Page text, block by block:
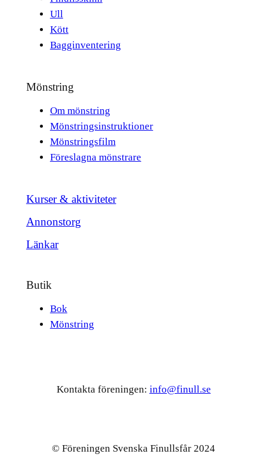
Ull
Kött
Bagginventering
Mönstring
Om mönstring
Mönstringsinstruktioner
Mönstringsfilm
Föreslagna mönstrare
Kurser & aktiviteter
Annonstorg
Länkar
Butik
Bok
Mönstring
Kontakta föreningen: info@finull.se
© Föreningen Svenska Finullsfår 2024